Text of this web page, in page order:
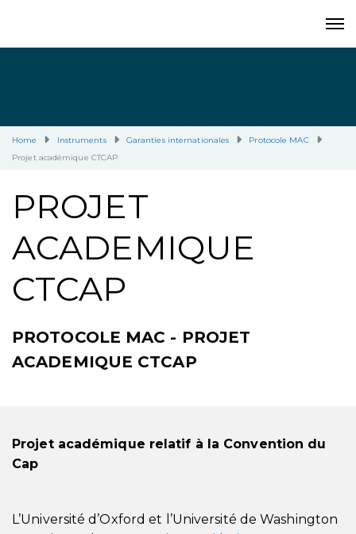
Home Instruments Garanties internationales
Protocole MAC
Projet académique CTCAP
PROJET
ACADEMIQUE
CTCAP
PROTOCOLE MAC - PROJET
ACADEMIQUE CTCAP
Projet académique relatif à la Convention du
Cap
L’Université d’Oxford et l’Université de Washington